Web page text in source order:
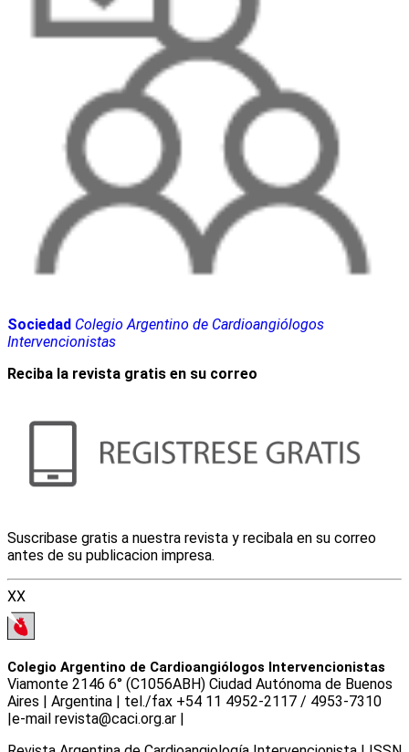
Sociedad Colegio Argentino de Cardioangiólogos
Intervencionistas
Reciba la revista gratis en su correo
Suscribase gratis a nuestra revista y recibala en su correo
antes de su publicacion impresa.
XX
Colegio Argentino de Cardioangiólogos Intervencionistas
Viamonte 2146 6° (C1056ABH) Ciudad Autónoma de Buenos
Aires | Argentina | tel./fax +54 11 4952-2117 / 4953-7310
|e-mail revista@caci.org.ar |